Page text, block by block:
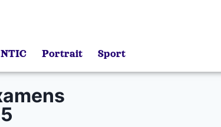
NTIC Portrait Sport